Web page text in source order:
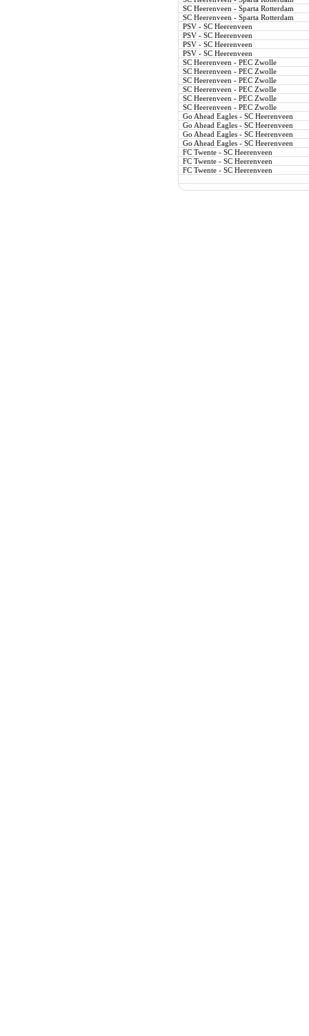
SC Heerenveen - Sparta Rotterdam
SC Heerenveen - Sparta Rotterdam
PSV - SC Heerenveen
PSV - SC Heerenveen
PSV - SC Heerenveen
PSV - SC Heerenveen
SC Heerenveen - PEC Zwolle
SC Heerenveen - PEC Zwolle
SC Heerenveen - PEC Zwolle
SC Heerenveen - PEC Zwolle
SC Heerenveen - PEC Zwolle
SC Heerenveen - PEC Zwolle
Go Ahead Eagles - SC Heerenveen
Go Ahead Eagles - SC Heerenveen
Go Ahead Eagles - SC Heerenveen
Go Ahead Eagles - SC Heerenveen
FC Twente - SC Heerenveen
FC Twente - SC Heerenveen
FC Twente - SC Heerenveen